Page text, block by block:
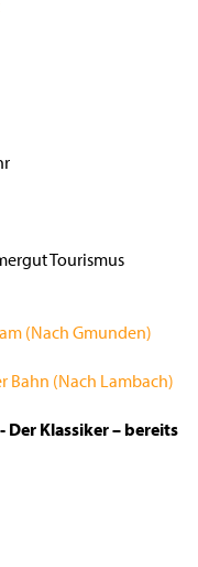
Tourismus
(Nach Gmunden)
Bahn (Nach Lambach)
Der Klassiker – bereits